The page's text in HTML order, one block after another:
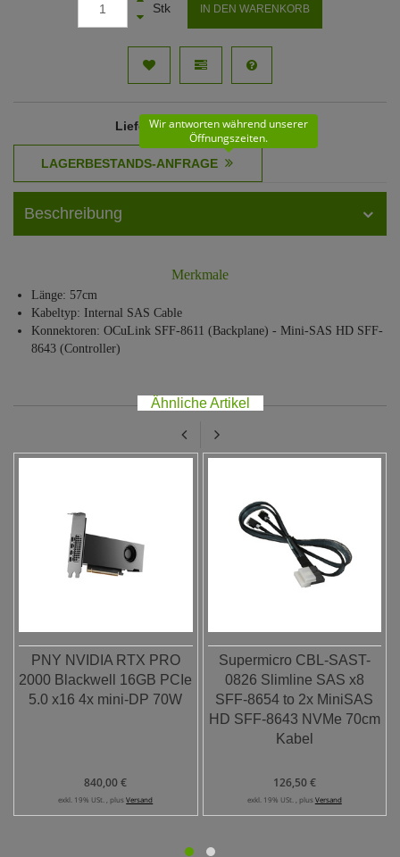
Stk IN DEN WARENKORB
Lieferzeit: 61 - 62 Werktage
Wir antworten während unserer
Öffnungszeiten.
Beschreibung
Merkmale
Länge: 57cm
Kabeltyp: Internal SAS Cable
Konnektoren: OCuLink SFF-8611 (Backplane) - Mini-SAS HD SFF-
8643 (Controller)
Ähnliche Artikel
PNY NVIDIA RTX PRO
2000 Blackwell 16GB PCIe
5.0 x16 4x mini-DP 70W
840,00 €
exkl. 19% USt. , plusVersand
Supermicro CBL-SAST-
0826 Slimline SAS x8
SFF-8654 to 2x MiniSAS
HD SFF-8643 NVMe 70cm
Kabel
126,50 €
exkl. 19% USt. , plus Versand